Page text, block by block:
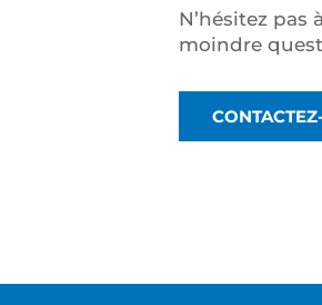
N’hésitez pas
moindre